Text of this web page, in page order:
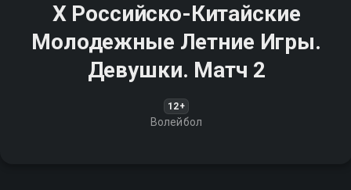
Х Российско-Китайские
Молодежные Летние Игры.
Девушки. Матч 2
12+
Волейбол